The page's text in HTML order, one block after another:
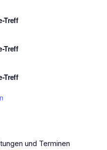
Treff
Treff
Treff
und Terminen